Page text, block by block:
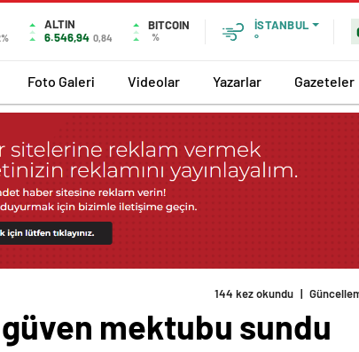
ALTIN
6.546,94 0,84
BITCOIN
%
İSTANBUL
°
Foto Galeri Videolar Yazarlar Gazeteler
144 kez okundu |
mektubu sundu